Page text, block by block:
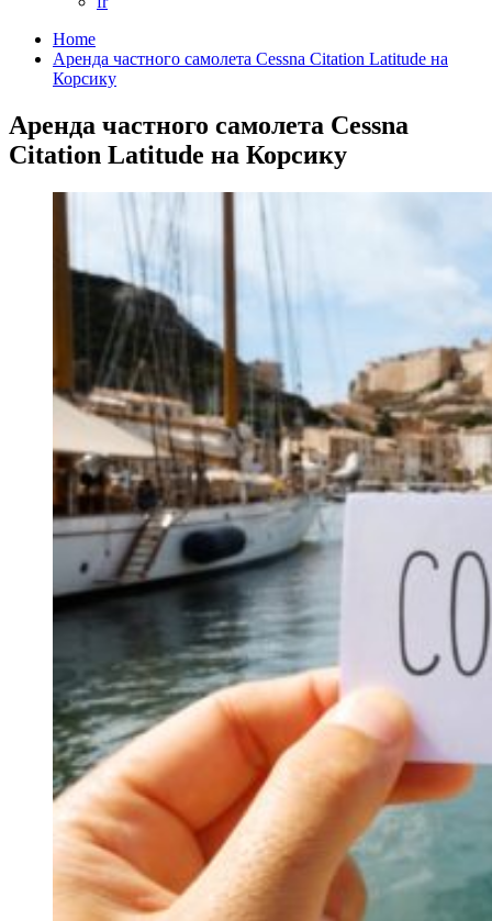
Home
Аренда частного самолета Cessna Citation Latitude на
Корсику
Аренда частного самолета Cessna
Citation Latitude на Корсику